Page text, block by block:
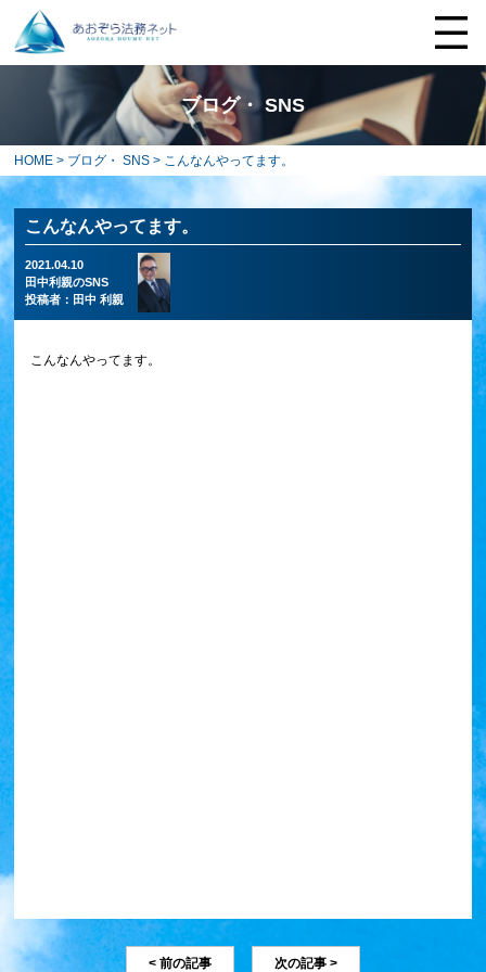
ブログ・ SNS
HOME > ブログ・ SNS > こんなんやってます。
こんなんやってます。
2021.04.10
田中利親のSNS
投稿者： 田中 利親
こんなんやってます。
< 前の記事 次の記事 >